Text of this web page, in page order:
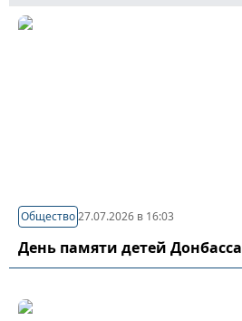
Общество27.07.2026 в 16:03
День памяти детей Донбасса